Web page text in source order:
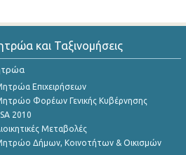
και Ταξινομήσεις
Επιχειρήσεων
Φορέων Γενικής Κυβέρνησης
2010
Μεταβολές
Δήμων, Κοινοτήτων & Οικισμών